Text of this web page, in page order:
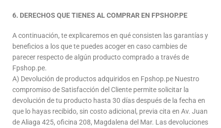
6. DERECHOS QUE TIENES AL COMPRAR EN FPSHOP.PE
A continuación, te explicaremos en qué consisten las garantías y
beneficios a los que te puedes acoger en caso cambies de
parecer respecto de algún producto comprado a través de
Fpshop.pe.
A) Devolución de productos adquiridos en Fpshop.pe Nuestro
compromiso de Satisfacción del Cliente permite solicitar la
devolución de tu producto hasta 30 días después de la fecha en
que lo hayas recibido, sin costo adicional, previa cita en Av. Juan
de Aliaga 425, oficina 208, Magdalena del Mar. Las devoluciones